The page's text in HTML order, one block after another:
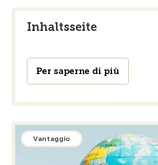
Inhaltsseite
Per saperne di più
Vantaggio